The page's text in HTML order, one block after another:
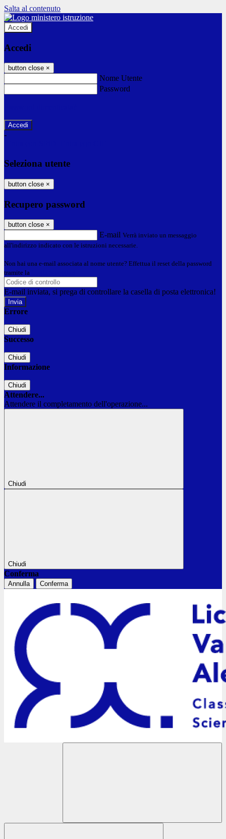
Salta al contenuto
Accedi
Accedi
button close ×
Nome Utente
Password
-
Seleziona utente
button close ×
Recupero password
button close ×
E-mail Verrà inviato un messaggio
all'indirizzo indicato con le istruzioni necessarie.
Non hai una e-mail associata al nome utente? Effettua il reset della password
tramite la
E-mail inviata, si prega di controllare la casella di posta elettronica!
Errore
Chiudi
Successo
Chiudi
Informazione
Chiudi
Attendere...
Attendere il completamento dell'operazione...
Chiudi
Chiudi
Conferma
Annulla Conferma